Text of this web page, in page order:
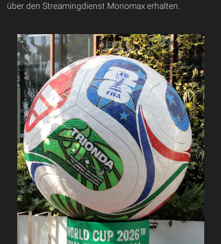
über den Streamingdienst Monomax erhalten.